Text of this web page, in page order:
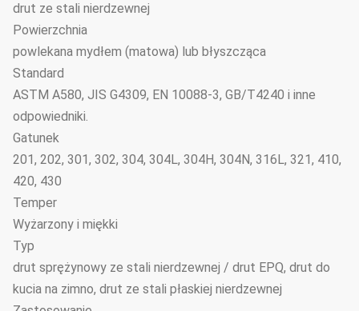
drut ze stali nierdzewnej
Powierzchnia
powlekana mydłem (matowa) lub błyszcząca
Standard
ASTM A580, JIS G4309, EN 10088-3, GB/T4240 i inne
odpowiedniki.
Gatunek
201, 202, 301, 302, 304, 304L, 304H, 304N, 316L, 321, 410,
420, 430
Temper
Wyżarzony i miękki
Typ
drut sprężynowy ze stali nierdzewnej / drut EPQ, drut do
kucia na zimno, drut ze stali płaskiej nierdzewnej